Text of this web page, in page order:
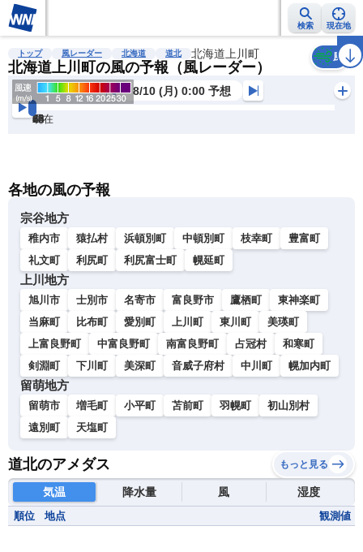
検索 現在地
雨雲レーダー 台風情報 地震情報 警報・注意報 2週間天気 ラ
トップ 風レーダー 北海道 道北 北海道上川町
北海道上川町の風の予報（風レーダー）
風
8/10 (月) 0:00 予想
現在
6h
12
24
36
48
60
72
各地の風の予報
宗谷地方
稚内市 猿払村 浜頓別町 中頓別町 枝幸町
豊富町
礼文町
利尻町 利尻富士町 幌延町
上川地方
旭川市 士別市 名寄市 富良野市 鷹栖町
東神楽町
当麻町
比布町 愛別町 上川町 東川町
美瑛町
上富良野町
中富良野町 南富良野町 占冠村
和寒町
剣淵町
下川町 美深町 音威子府村 中川町 幌加内町
留萌地方
留萌市 増毛町 小平町 苫前町 羽幌町
初山別村
遠別町
天塩町
道北のアメダス もっと見る
気温 降水量 風 湿度
順位 地点 観測値